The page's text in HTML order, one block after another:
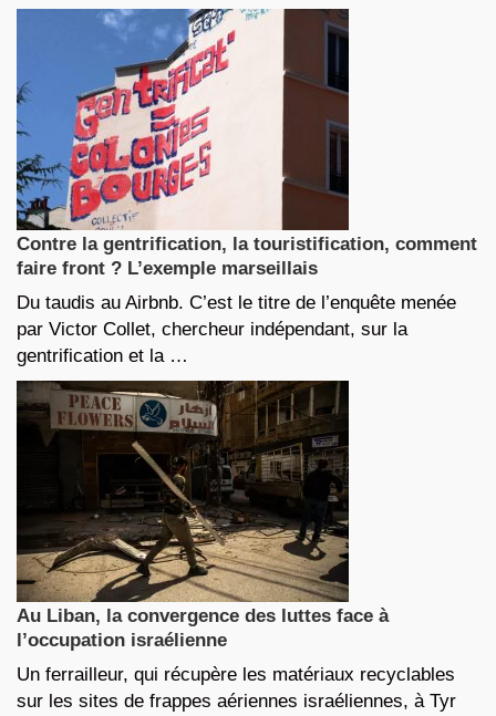
Contre la gentrification, la touristification, comment
faire front ? L’exemple marseillais
Du taudis au Airbnb. C’est le titre de l’enquête menée
par Victor Collet, chercheur indépendant, sur la
gentrification et la …
Au Liban, la convergence des luttes face à
l’occupation israélienne
Un ferrailleur, qui récupère les matériaux recyclables
sur les sites de frappes aériennes israéliennes, à Tyr